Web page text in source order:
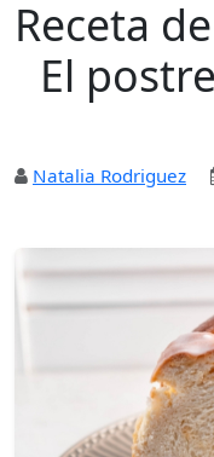
Receta
El
Natalia Rodriguez